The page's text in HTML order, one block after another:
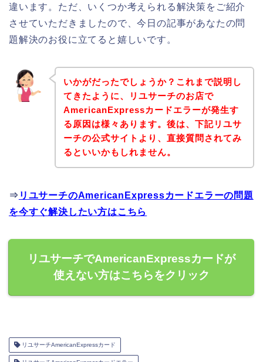
違います。ただ、いくつか考えられる解決策をご紹介
させていただきましたので、今日の記事があなたの問
題解決のお役に立てると嬉しいです。
いかがだったでしょうか？これまで説明し
てきたように、リユサーチのお店で
AmericanExpressカードエラーが発生す
る原因は様々あります。後は、下記リユサ
ーチの公式サイトより、直接質問されてみ
るといいかもしれません。
⇒ リユサーチのAmericanExpressカードエラーの問題
を今すぐ解決したい方はこちら
リユサーチでAmericanExpressカードが
使えない方はこちらをクリック
リユサーチAmericanExpressカード